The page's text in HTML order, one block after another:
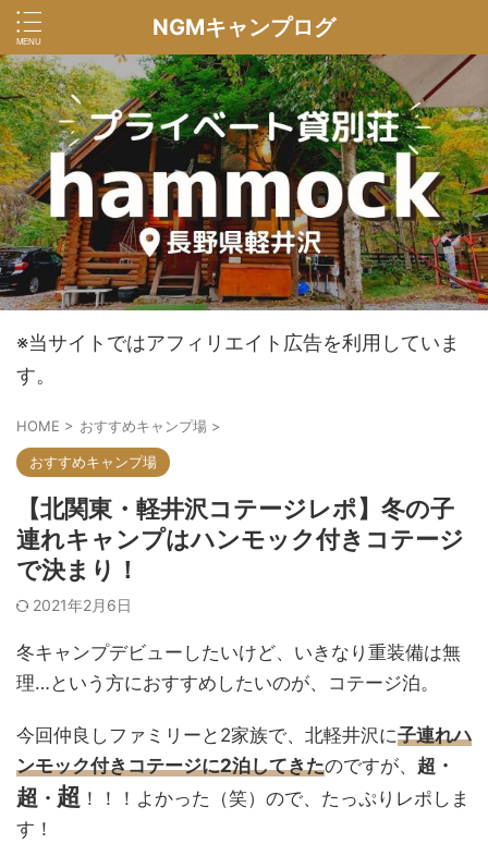
NGMキャンプログ
※当サイトではアフィリエイト広告を利用していま
す。
HOME > おすすめキャンプ場 >
おすすめキャンプ場
【北関東・軽井沢コテージレポ】冬の子
連れキャンプはハンモック付きコテージ
で決まり！
2021年2月6日
冬キャンプデビューしたいけど、いきなり重装備は無
理…という方におすすめしたいのが、コテージ泊。
今回仲良しファミリーと2家族で、北軽井沢に子連れハ
ンモック付きコテージに2泊してきたのですが、 超・
超 ・ 超 ！！！よかった（笑）ので、たっぷりレポしま
す！